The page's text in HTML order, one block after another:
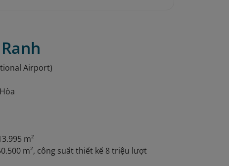
Airport)
m²
m², công suất thiết kế 8 triệu lượt